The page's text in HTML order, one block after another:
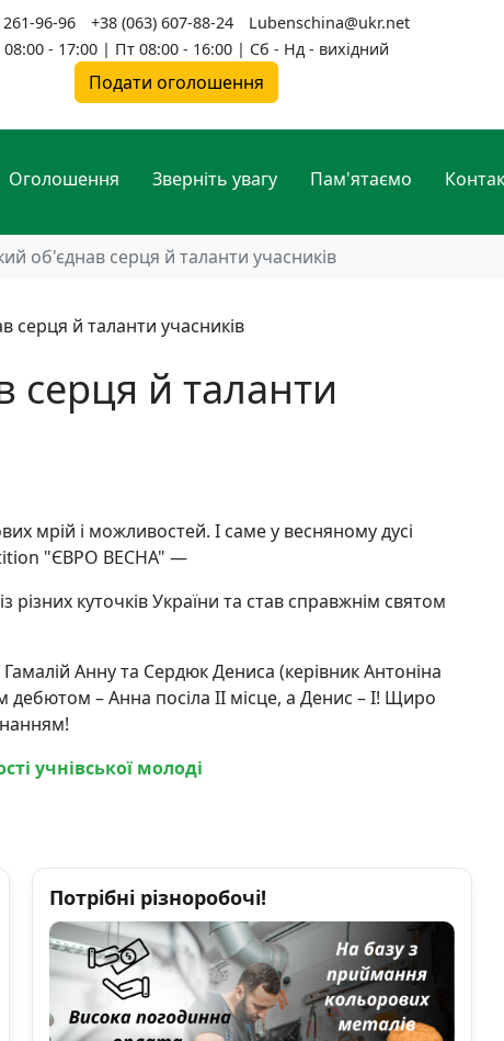
96-96 +38 (063) 607-88-24
Lubenschina@ukr.net
- 17:00 | Пт 08:00 - 16:00 | Сб - Нд - вихідний
Подати оголошення
Оголошення Зверніть увагу Пам'ятаємо
об'єднав серця й таланти учасників
серця й таланти
мрій і можливостей. І саме у весняному дусі
"ЄВРО ВЕСНА" —
різних куточків України та став справжнім святом
Анну та Сердюк Дениса (керівник Антоніна
– Анна посіла ІІ місце, а Денис – І! Щиро
учнівської молоді
Потрібні різноробочі!